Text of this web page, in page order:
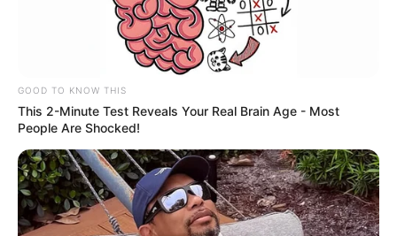
GOOD TO KNOW THIS
This 2-Minute Test Reveals Your Real Brain Age - Most
People Are Shocked!